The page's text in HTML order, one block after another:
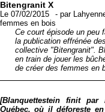
Bitengranit X
Le 07/02/2015 -par
femmes en bois
Ce court épisode un peu
la publication effrénée
collective "Bitengranit".
en train de jouer les
de créer des femmes en
[Blanquettestein finit
Québec, où il déforeste